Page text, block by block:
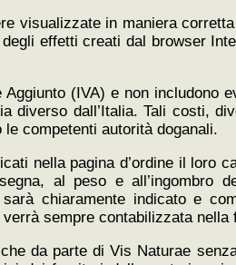
visualizzate in maniera
effetti creati dal browser
(IVA) e non includono
diverso dall’Italia. Tali costi,
competenti autorità doganali.
nella pagina d’ordine il loro
al peso e all’ingombro
chiaramente indicato e
sempre contabilizzata
da parte di Vis Naturae